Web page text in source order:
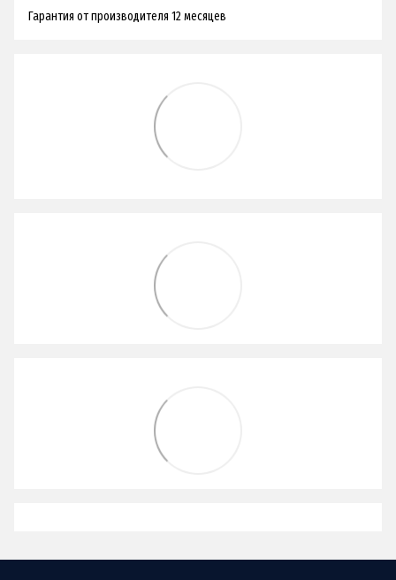
Гарантия от производителя 12 месяцев